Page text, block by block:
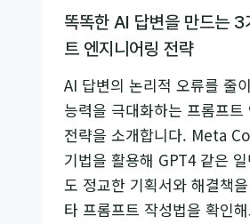
트
구
조
화
가
이
드
(예
시
똑똑한 AI 답변을 만드는 3
트 엔지니어링 전략
AI 답변의 논리적 오류를 줄
능력을 극대화하는 프롬프트
전략을 소개합니다. Meta
기법을 활용해 GPT4 같은
도 정교한 기획서와 해결책
타 프롬프트 작성법을 확인